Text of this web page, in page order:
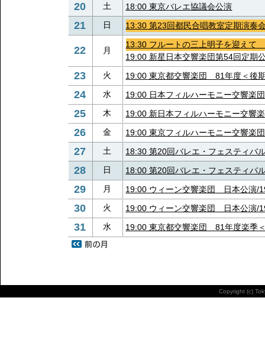
20 土 18:00 東京バレエ協議会公演
21 日 13:30 第23回都民合唱教室定期演奏
22 月
13:30 フルートの三上明子を迎えて
19:00 新星日本交響楽団第54回定期
23 火 19:00 東京都交響楽団 81年度＜後
24 水 19:00 日本フィルハーモニー交響楽
25 木 19:00 新日本フィルハーモニー交響
26 金 19:00 東京フィルハーモニー交響楽
27 土 18:30 第20回バレエ・フェスティバ
28 日 18:00 第20回バレエ・フェスティバ
29 月 19:00 ウィーン交響楽団 日本公演/
30 火 19:00 ウィーン交響楽団 日本公演/
31 水 19:00 東京都交響楽団 81年度楽季
Copyright (c)